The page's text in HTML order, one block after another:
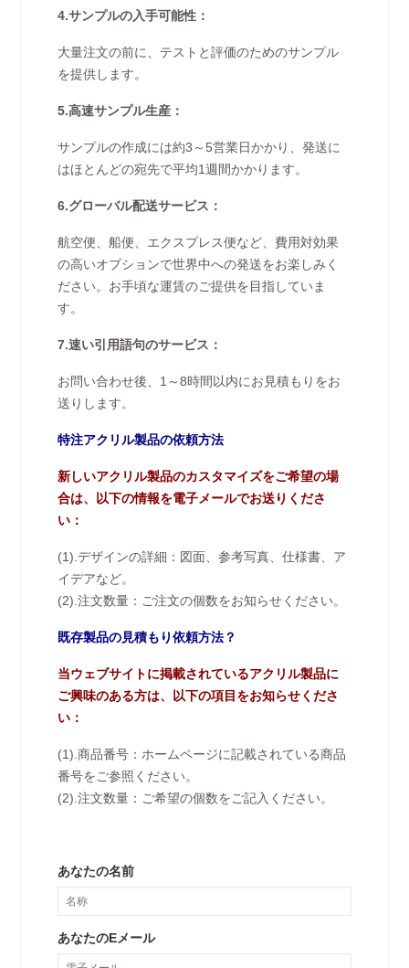
4.サンプルの入手可能性：
大量注文の前に、テストと評価のためのサンプル
を提供します。
5.高速サンプル生産：
サンプルの作成には約3～5営業日かかり、発送に
はほとんどの宛先で平均1週間かかります。
6.グローバル配送サービス：
航空便、船便、エクスプレス便など、費用対効果
の高いオプションで世界中への発送をお楽しみく
ださい。お手頃な運賃のご提供を目指していま
す。
7.速い引用語句のサービス：
お問い合わせ後、1～8時間以内にお見積もりをお
送りします。
特注アクリル製品の依頼方法
新しいアクリル製品のカスタマイズをご希望の場
合は、以下の情報を電子メールでお送りくださ
い：
(1).デザインの詳細：図面、参考写真、仕様書、ア
イデアなど。
(2).注文数量：ご注文の個数をお知らせください。
既存製品の見積もり依頼方法？
当ウェブサイトに掲載されているアクリル製品に
ご興味のある方は、以下の項目をお知らせくださ
い：
(1).商品番号：ホームページに記載されている商品
番号をご参照ください。
(2).注文数量：ご希望の個数をご記入ください。
あなたの名前
あなたのEメール